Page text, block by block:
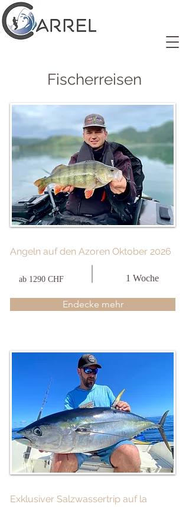
Fischerreisen
Angeln auf den Azoren Oktober 2026
ab 1290 CHF 1 Woche
Endecke mehr
Exklusiver Salzwassertrip auf la